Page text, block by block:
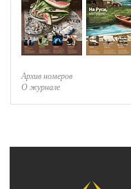
Архив номеров
О журнале